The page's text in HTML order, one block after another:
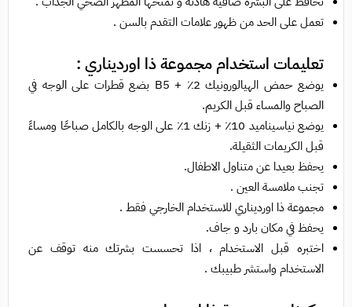
تعمل على الحد من ظهور علامات التقدم بالسن .
تعليمات استخدام مجموعة ذا اورديناري :
يوضع حمض الهيالورونيك 2٪ + B5 بضع قطرات على الوجه في
الصباح والمساء قبل الكريم.
يوضع نياسيناميد 10٪ + زنك 1٪ على الوجه بالكامل صباحًا ومساءً
قبل الكريمات الثقيلة.
يحفظ بعيدا عن متناول الاطفال.
تجنب ملامسة العين .
مجموعة ذا اورديناري للاستخدام الخارجي فقط .
يحفظ في مكان بارد و جاف.
اختبره قبل الاستخدام ، اذا تحسست بشرتك منه توقف عن
الاستخدام واستشر طبيبك .